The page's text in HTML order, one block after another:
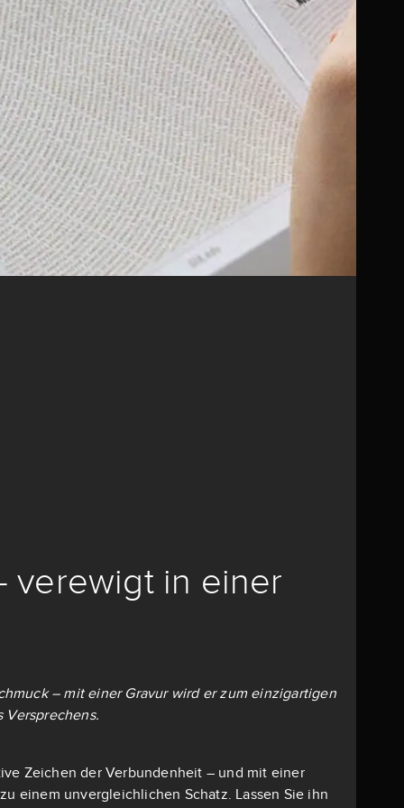
verewigt in einer
– mit einer Gravur wird er zum einzigartigen
Versprechens.
Zeichen der Verbundenheit – und mit einer
einem unvergleichlichen Schatz. Lassen Sie ihn